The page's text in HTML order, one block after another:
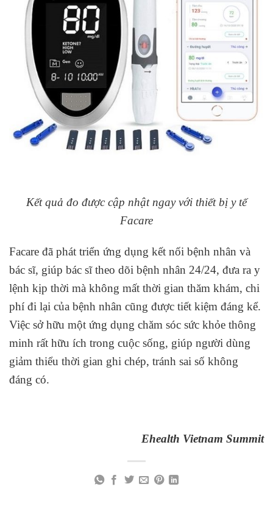
Kết quả đo được cập nhật ngay với thiết bị y tế
Facare
Facare đã phát triển ứng dụng kết nối bệnh nhân và
bác sĩ, giúp bác sĩ theo dõi bệnh nhân 24/24, đưa ra y
lệnh kịp thời mà không mất thời gian thăm khám, chi
phí đi lại của bệnh nhân cũng được tiết kiệm đáng kể.
Việc sở hữu một ứng dụng chăm sóc sức khỏe thông
minh rất hữu ích trong cuộc sống, giúp người dùng
giảm thiểu thời gian ghi chép, tránh sai số không
đáng có.
Ehealth Vietnam Summit